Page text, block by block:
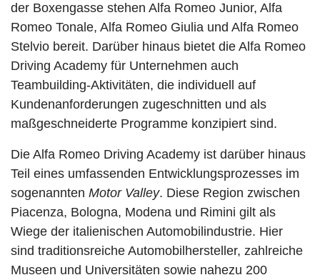
der Boxengasse stehen Alfa Romeo Junior, Alfa
Romeo Tonale, Alfa Romeo Giulia und Alfa Romeo
Stelvio bereit. Darüber hinaus bietet die Alfa Romeo
Driving Academy für Unternehmen auch
Teambuilding-Aktivitäten, die individuell auf
Kundenanforderungen zugeschnitten und als
maßgeschneiderte Programme konzipiert sind.
Die Alfa Romeo Driving Academy ist darüber hinaus
Teil eines umfassenden Entwicklungsprozesses im
sogenannten Motor Valley. Diese Region zwischen
Piacenza, Bologna, Modena und Rimini gilt als
Wiege der italienischen Automobilindustrie. Hier
sind traditionsreiche Automobilhersteller, zahlreiche
Museen und Universitäten sowie nahezu 200